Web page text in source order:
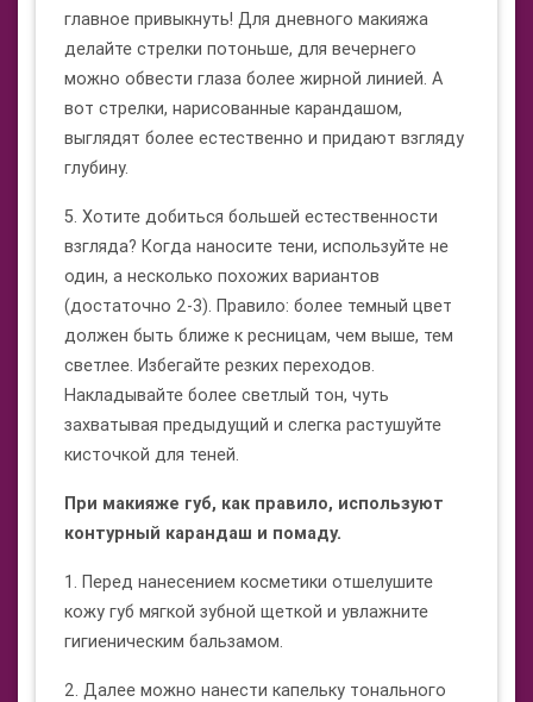
главное привыкнуть! Для дневного макияжа
делайте стрелки потоньше, для вечернего
можно обвести глаза более жирной линией. А
вот стрелки, нарисованные карандашом,
выглядят более естественно и придают взгляду
глубину.
5. Хотите добиться большей естественности
взгляда? Когда наносите тени, используйте не
один, а несколько похожих вариантов
(достаточно 2-3). Правило: более темный цвет
должен быть ближе к ресницам, чем выше, тем
светлее. Избегайте резких переходов.
Накладывайте более светлый тон, чуть
захватывая предыдущий и слегка растушуйте
кисточкой для теней.
При макияже губ, как правило, используют
контурный карандаш и помаду.
1. Перед нанесением косметики отшелушите
кожу губ мягкой зубной щеткой и увлажните
гигиеническим бальзамом.
2. Далее можно нанести капельку тонального